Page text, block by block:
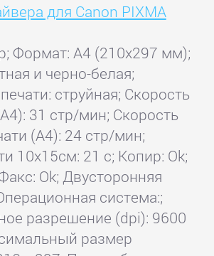
для Canon PIXMA
Формат: A4 (210x297 мм);
и черно-белая;
струйная; Скорость
31 стр/мин; Скорость
(А4): 24 стр/мин;
10x15см: 21 с; Копир: Ok;
Ok; Двусторонняя
система:;
разрешение (dpi): 9600
размер